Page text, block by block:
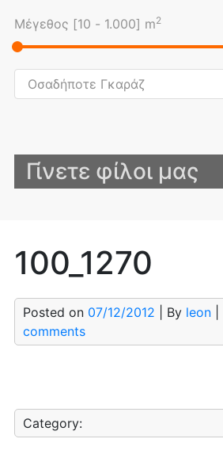
Μέγεθος [10 - 1.000] m2
Γίνετε φίλοι μας
100_1270
Posted on 07/12/2012 | By leon|
comments
Category: